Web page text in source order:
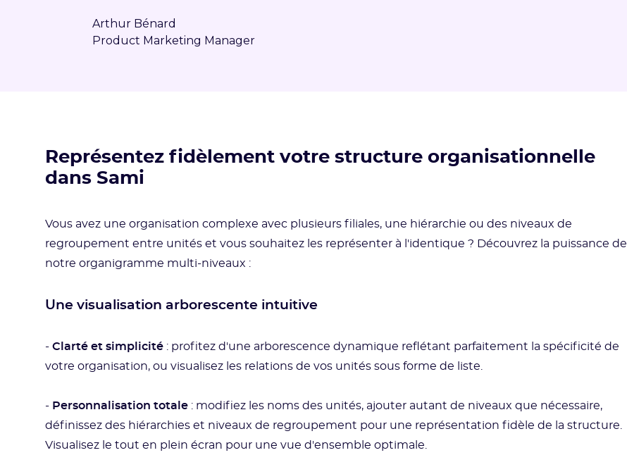
Arthur Bénard
Product Marketing Manager
Représentez fidèlement votre structure organisationnelle
dans Sami
Vous avez une organisation complexe avec plusieurs filiales, une hiérarchie ou des niveaux de
regroupement entre unités et vous souhaitez les représenter à l'identique ? Découvrez la puissance de
notre organigramme multi-niveaux :
Une visualisation arborescente intuitive
- Clarté et simplicité : profitez d'une arborescence dynamique reflétant parfaitement la spécificité de
votre organisation, ou visualisez les relations de vos unités sous forme de liste.
- Personnalisation totale : modifiez les noms des unités, ajouter autant de niveaux que nécessaire,
définissez des hiérarchies et niveaux de regroupement pour une représentation fidèle de la structure.
Visualisez le tout en plein écran pour une vue d'ensemble optimale.